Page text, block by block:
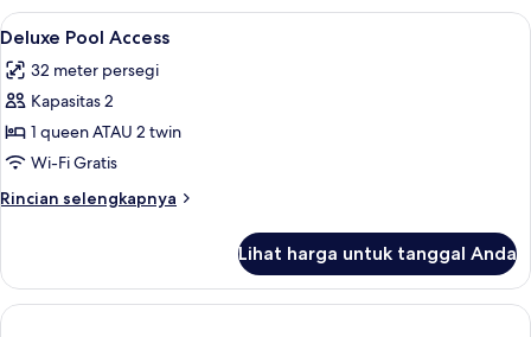
Lihat
semua
foto
untuk
Deluxe
Pool
Access
Seprai premium, minibar, brankas,
5
Deluxe Pool Access
32 meter persegi
Kapasitas 2
1 queen ATAU 2 twin
Wi-Fi Gratis
Rincian selengkapnya
Rincian
Deluxe
Pool
Access
Lihat harga untuk tanggal Anda